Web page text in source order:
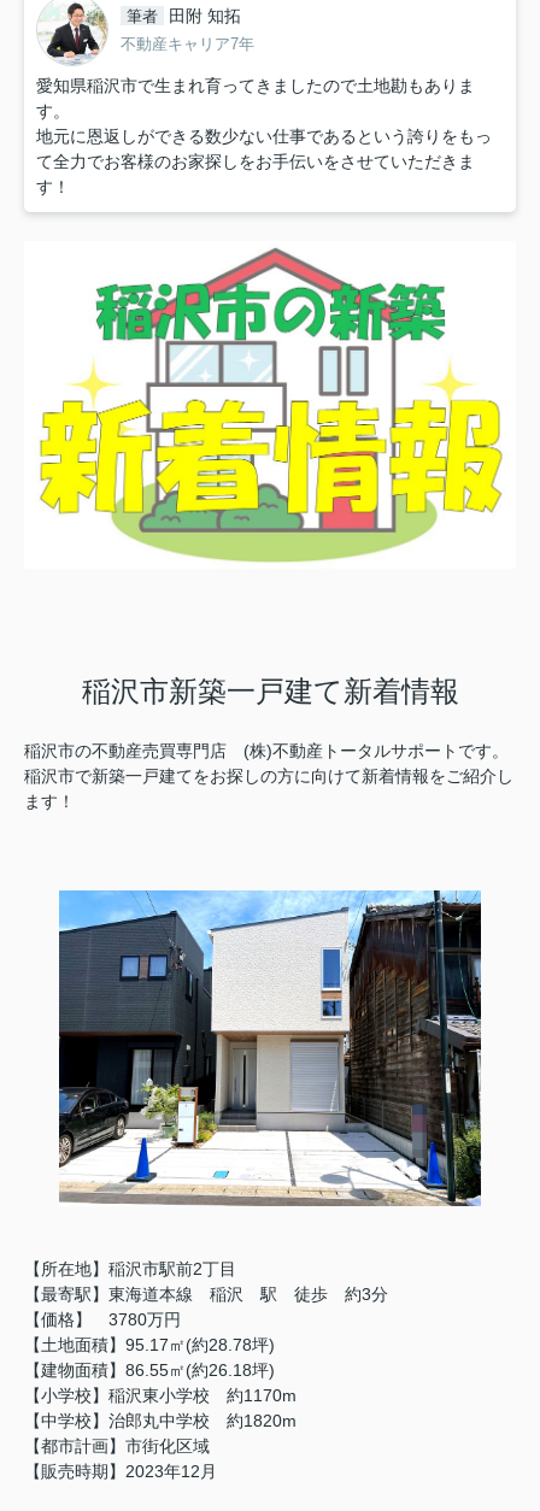
筆者 田附 知拓
不動産キャリア7年
愛知県稲沢市で生まれ育ってきましたので土地勘もありま
す。
地元に恩返しができる数少ない仕事であるという誇りをもっ
て全力でお客様のお家探しをお手伝いをさせていただきま
す！
稲沢市新築一戸建て新着情報
稲沢市の不動産売買専門店 (株)不動産トータルサポートです。
稲沢市で新築一戸建てをお探しの方に向けて新着情報をご紹介し
ます！
【所在地】稲沢市駅前2丁目
【最寄駅】東海道本線 稲沢 駅 徒歩 約3分
【価格】 3780万円
【土地面積】95.17㎡(約28.78坪)
【建物面積】86.55㎡(約26.18坪)
【小学校】稲沢東小学校 約1170m
【中学校】治郎丸中学校 約1820m
【都市計画】市街化区域
【販売時期】2023年12月